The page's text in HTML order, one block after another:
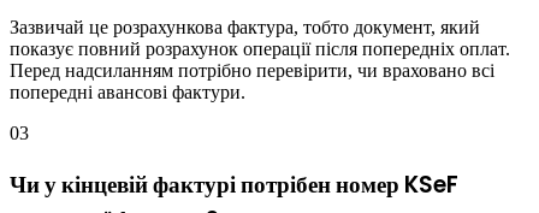
Зазвичай це розрахункова фактура, тобто документ, який
показує повний розрахунок операції після попередніх оплат.
Перед надсиланням потрібно перевірити, чи враховано всі
попередні авансові фактури.
03
Чи у кінцевій фактурі потрібен номер KSeF